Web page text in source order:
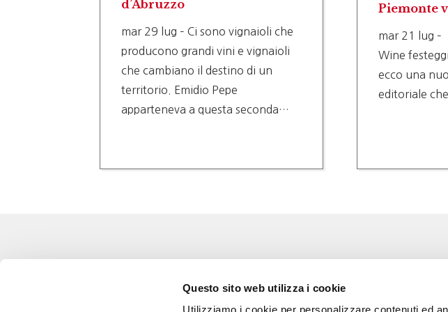
Questo sito web utilizza i cookie
d’Abruzzo
mar 29 lug – Ci sono vignaioli che
producono grandi vini e vignaioli
che cambiano il destino di un
territorio. Emidio Pepe
apparteneva a questa seconda…
Piemonte
mar 21 lug –
Wine
ecco una
editoriale
Corsi e Progetti culturali L’associazione